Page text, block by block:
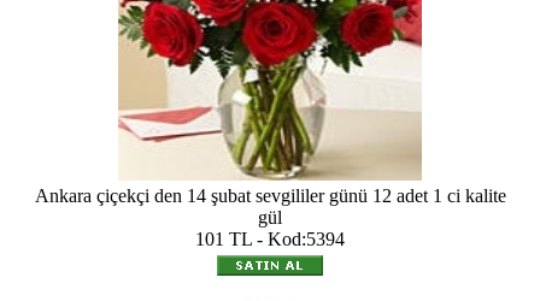
Ankara çiçekçi den 14 şubat sevgililer günü 12 adet 1 ci kalite
gül
101 TL - Kod:5394